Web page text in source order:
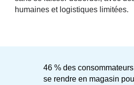
humaines et logistiques limitées.
46 % des
se rendre en magasin